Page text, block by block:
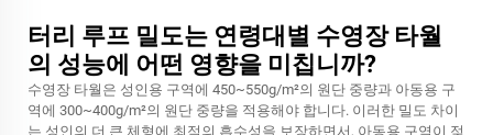
터리 루프 밀도는 연령대별 수영장 타월
의 성능에 어떤 영향을 미칩니까?
수영장 타월은 성인용 구역에 450~550g/m²의 원단 중량과 아동용 구
역에 300~400g/m²의 원단 중량을 적용해야 합니다. 이러한 밀도 차이
는 성인의 더 큰 체형에 최적의 흡수성을 보장하면서, 아동용 구역이 젖